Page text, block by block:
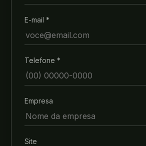
E-mail *
Telefone *
Empresa
Site